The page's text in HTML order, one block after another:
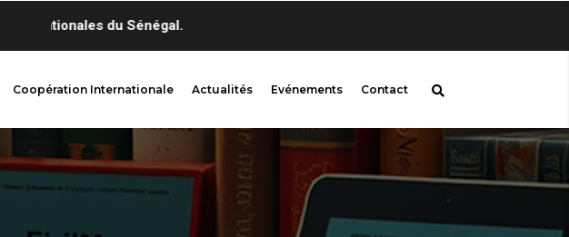
Coopération Internationale Actualités Evénements Contact